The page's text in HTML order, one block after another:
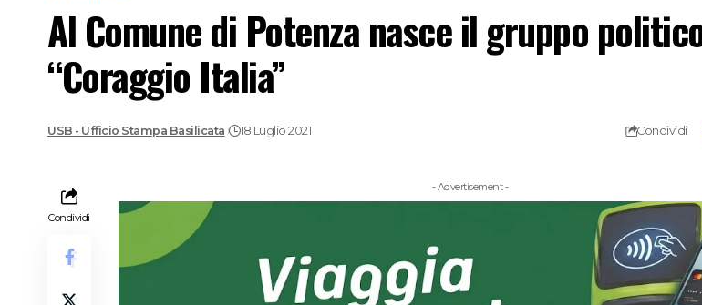
Al Comune di Potenza nasce il gruppo
“Coraggio Italia”
USB - Ufficio Stampa Basilicata 18 Luglio 2021 Condividi
Condividi
- Advertisement -